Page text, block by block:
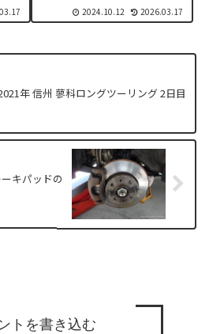
2024.10.12 2026.03.17
年 信州 蓼科ロングツーリング 2日目
ーキパッドの
トを書き込む